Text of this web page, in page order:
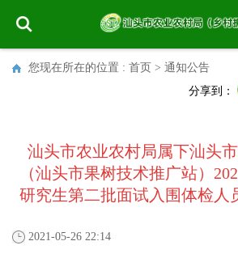
您现在所在的位置 : 首页 > 通知公告
分享到：
汕头市农业农村局属下汕头
（汕头市果树技术推广站）
研究生第二批面试入围体检人
2021-05-26 22:14